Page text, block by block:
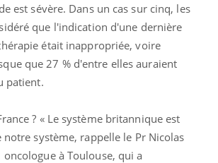
est sévère. Dans un cas sur cinq, les
que l'indication d'une dernière
était inappropriée, voire
que 27 % d'entre elles auraient
patient.
? « Le système britannique est
système, rappelle le Pr Nicolas
oncologue à Toulouse, qui a